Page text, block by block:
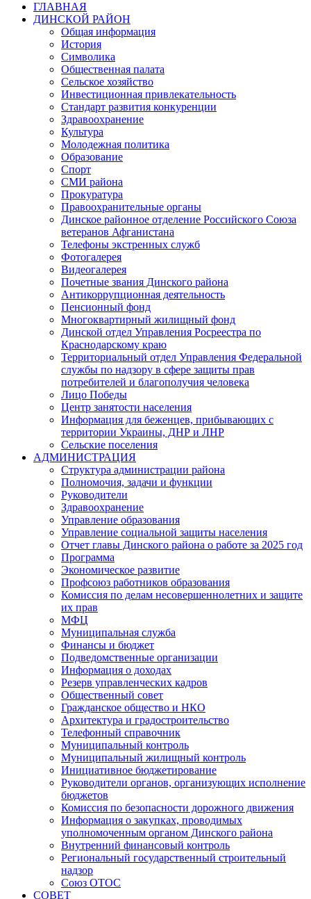
ГЛАВНАЯ
ДИНСКОЙ РАЙОН
Общая информация
История
Символика
Общественная палата
Сельское хозяйство
Инвестиционная привлекательность
Стандарт развития конкуренции
Здравоохранение
Культура
Молодежная политика
Образование
Спорт
СМИ района
Прокуратура
Правоохранительные органы
Динское районное отделение Российского Союза
ветеранов Афганистана
Телефоны экстренных служб
Фотогалерея
Видеогалерея
Почетные звания Динского района
Антикоррупционная деятельность
Пенсионный фонд
Многоквартирный жилищный фонд
Динской отдел Управления Росреестра по
Краснодарскому краю
Территориальный отдел Управления Федеральной
службы по надзору в сфере защиты прав
потребителей и благополучия человека
Лицо Победы
Центр занятости населения
Информация для беженцев, прибывающих с
территории Украины, ДНР и ЛНР
Сельские поселения
АДМИНИСТРАЦИЯ
Структура администрации района
Полномочия, задачи и функции
Руководители
Здравоохранение
Управление образования
Управление социальной защиты населения
Отчет главы Динского района о работе за 2025 год
Программа
Экономическое развитие
Профсоюз работников образования
Комиссия по делам несовершеннолетних и защите
их прав
МФЦ
Муниципальная служба
Финансы и бюджет
Подведомственные организации
Информация о доходах
Резерв управленческих кадров
Общественный совет
Гражданское общество и НКО
Архитектура и градостроительство
Телефонный справочник
Муниципальный контроль
Муниципальный жилищный контроль
Инициативное бюджетирование
Руководители органов, организующих исполнение
бюджетов
Комиссия по безопасности дорожного движения
Информация о закупках, проводимых
уполномоченным органом Динского района
Внутренний финансовый контроль
Региональный государственный строительный
надзор
Союз ОТОС
СОВЕТ